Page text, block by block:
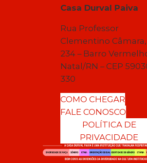
Casa Durval Paiva
Rua Professor
Clementino Câmara,
234 – Barro
Natal/RN – CEP
330
COMO CHEGAR
FALE CONOSCO
POLÍTICA DE
PRIVACIDADE